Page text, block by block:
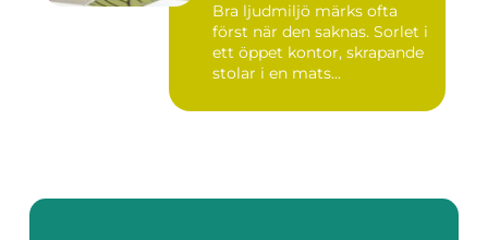
Bra ljudmiljö märks ofta
först när den saknas. Sorlet i
ett öppet kontor, skrapande
stolar i en mats...